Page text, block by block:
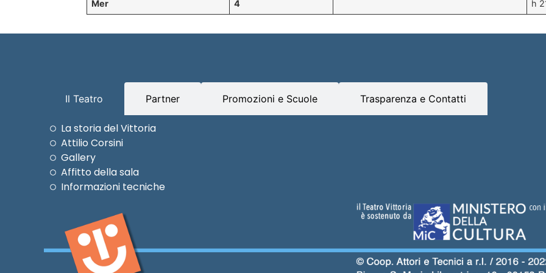
Mer 4 h
Il Teatro Partner Promozioni e Scuole Trasparenza e Contatti
La storia del Vittoria
Attilio Corsini
Gallery
Affitto della sala
Informazioni tecniche